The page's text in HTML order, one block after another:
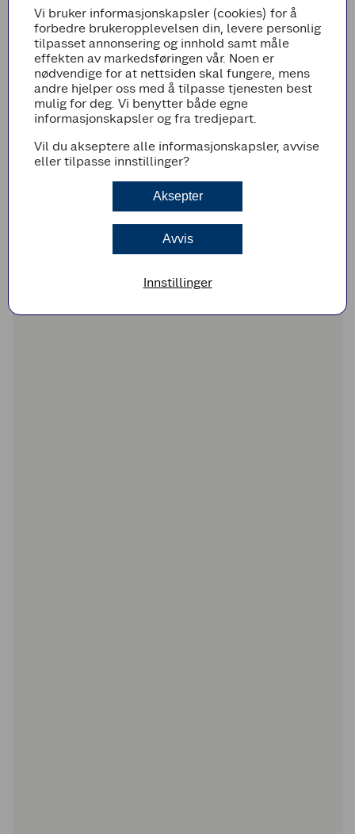
Vi bruker informasjonskapsler (cookies) for å
forbedre brukeropplevelsen din, levere personlig
tilpasset annonsering og innhold samt måle
effekten av markedsføringen vår. Noen er
nødvendige for at nettsiden skal fungere, mens
andre hjelper oss med å tilpasse tjenesten best
mulig for deg. Vi benytter både egne
informasjonskapsler og fra tredjepart.
Vil du akseptere alle informasjonskapsler, avvise
eller tilpasse innstillinger?
Aksepter
Avvis
Innstillinger